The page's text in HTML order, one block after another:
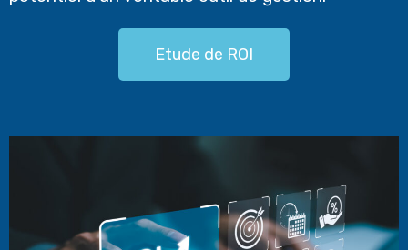
Etude de ROI